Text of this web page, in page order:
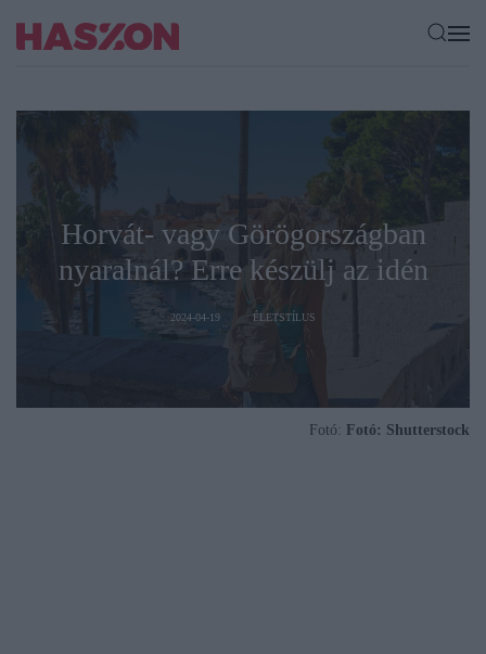
Horvát- vagy Görögországban
nyaralnál? Erre készülj az idén
2024-04-19 ÉLETSTÍLUS
Fotó: Fotó: Shutterstock